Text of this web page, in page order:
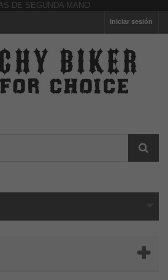
Iniciar sesión